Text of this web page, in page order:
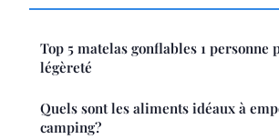
Top 5 matelas gonflables 1 personne
légèreté
Quels sont les aliments idéaux à
camping?